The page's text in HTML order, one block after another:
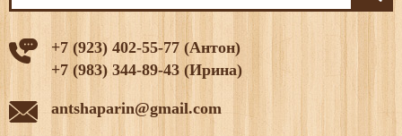
+7 (923) 402-55-77 (Антон)
+7 (983) 344-89-43 (Ирина)
antshaparin@gmail.com